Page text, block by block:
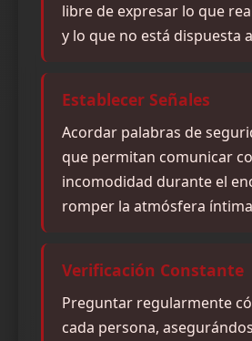
libre de expresar lo que
y lo que no está dispuesta
Establecer Señales
Acordar palabras de
que permitan comunicar
incomodidad durante el
romper la atmósfera
Verificación Constante
Preguntar regularmente
cada persona,